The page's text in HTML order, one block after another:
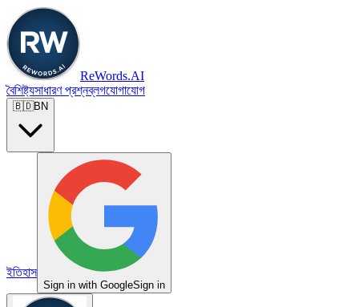
ReWords.AI
বৈশিষ্ট্যসাধারণ প্রশ্নব্লগযোগাযোগ
🇧🇩BN
ইতিহাস
Sign in with GoogleSign in